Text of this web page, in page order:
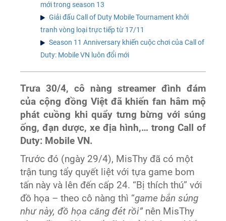
mới trong season 13
Giải đấu Call of Duty Mobile Tournament khởi
tranh vòng loại trực tiếp từ 17/11
Season 11 Anniversary khiến cuộc chơi của Call of
Duty: Mobile VN luôn đổi mới
Trưa 30/4, cô nàng streamer đình đám
của cộng đồng Việt đã khiến fan hâm mộ
phát cuồng khi quẩy tưng bừng với súng
ống, đạn dược, xe địa hình,… trong Call of
Duty: Mobile VN.
Trước đó (ngày 29/4), MisThy đã có một
trận tung tẩy quyết liệt với tựa game bom
tấn này và lên đến cấp 24. “Bị thích thú” với
đồ họa – theo cô nàng thì “game bắn súng
như này, đồ họa căng đét rồi” nên MisThy